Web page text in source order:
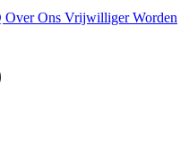
Over Ons Vrijwilliger Worden